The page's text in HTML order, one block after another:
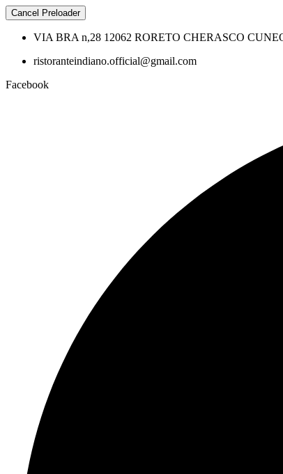
Cancel Preloader
VIA BRA n,28 12062 RORETO CHERASCO
ristoranteindiano.official@gmail.com
Facebook